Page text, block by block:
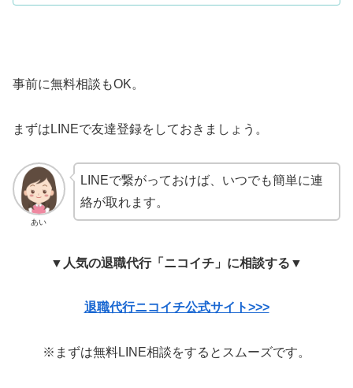
事前に無料相談もOK。
まずはLINEで友達登録をしておきましょう。
あい
LINEで繋がっておけば、いつでも簡単に連
絡が取れます。
▼人気の退職代行「ニコイチ」に相談する▼
退職代行ニコイチ公式サイト>>>
※まずは無料LINE相談をするとスムーズです。